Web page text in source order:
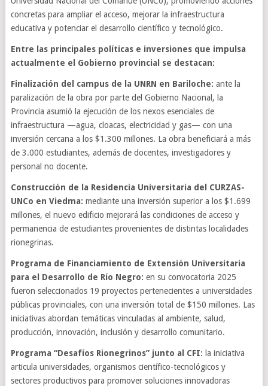
concretas para ampliar el acceso, mejorar la infraestructura
educativa y potenciar el desarrollo científico y tecnológico.
Entre las principales políticas e inversiones que impulsa
actualmente el Gobierno provincial se destacan:
Finalización del campus de la UNRN en Bariloche: ante la
paralización de la obra por parte del Gobierno Nacional, la
Provincia asumió la ejecución de los nexos esenciales de
infraestructura —agua, cloacas, electricidad y gas— con una
inversión cercana a los $1.300 millones. La obra beneficiará a más
de 3.000 estudiantes, además de docentes, investigadores y
personal no docente.
Construcción de la Residencia Universitaria del CURZAS-
UNCo en Viedma: mediante una inversión superior a los $1.699
millones, el nuevo edificio mejorará las condiciones de acceso y
permanencia de estudiantes provenientes de distintas localidades
rionegrinas.
Programa de Financiamiento de Extensión Universitaria
para el Desarrollo de Río Negro: en su convocatoria 2025
fueron seleccionados 19 proyectos pertenecientes a universidades
públicas provinciales, con una inversión total de $150 millones. Las
iniciativas abordan temáticas vinculadas al ambiente, salud,
producción, innovación, inclusión y desarrollo comunitario.
Programa “Desafíos Rionegrinos” junto al CFI: la iniciativa
articula universidades, organismos científico-tecnológicos y
sectores productivos para promover soluciones innovadoras